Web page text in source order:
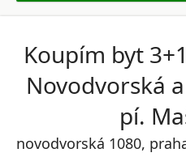
Koupím byt
Novodvorská
pí.
novodvorská 1080,